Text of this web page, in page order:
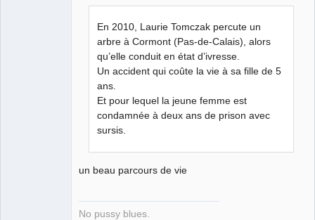
En 2010, Laurie Tomczak percute un
arbre à Cormont (Pas-de-Calais), alors
qu’elle conduit en état d’ivresse.
Un accident qui coûte la vie à sa fille de 5
ans.
Et pour lequel la jeune femme est
condamnée à deux ans de prison avec
sursis.
un beau parcours de vie
No pussy blues.